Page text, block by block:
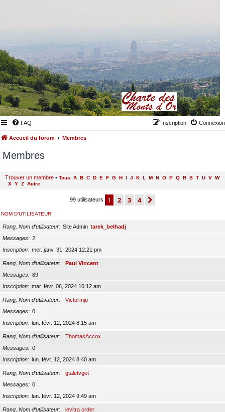
FAQ Connexion
Inscription
Accueil du forum Membres
Membres
Trouver un membre • Tous A B C D E F G H I J K L M N O P Q R S T U V W
X Y Z Autre
99 utilisateurs 1 2 3 4
NOM D’UTILISATEUR
Rang, Nom d’utilisateur Site Admin tarek_belhadj
Messages
2
Inscription
mer. janv. 31, 2024 12:21 pm
Rang, Nom d’utilisateur
Paul Vincent
Messages
89
Inscription
mar. févr. 06, 2024 10:12 am
Rang, Nom d’utilisateur
Victormju
Messages
0
Inscription
lun. févr. 12, 2024 8:15 am
Rang, Nom d’utilisateur
ThomasAccox
Messages
0
Inscription
lun. févr. 12, 2024 8:40 am
Rang, Nom d’utilisateur
gtaletvget
Messages
0
Inscription
lun. févr. 12, 2024 9:49 am
Rang, Nom d’utilisateur
levitra order